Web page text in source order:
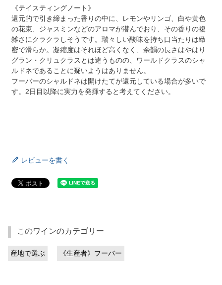
《テイスティングノート》
還元的で引き締まった香りの中に、レモンやリンゴ、白や黄色
の花束、ジャスミンなどのアロマが潜んでおり、その香りの複
雑さにクラクラしそうです。瑞々しい酸味を持ち口当たりは緻
密で滑らか。凝縮度はそれほど高くなく、余韻の長さはやはり
グラン・クリュクラスとは違うものの、ワールドクラスのシャ
ルドネであることに疑いようはありません。
フーバーのシャルドネは開けたてが還元している場合が多いで
す。2日目以降に実力を発揮すると考えてください。
レビューを書く
このワインのカテゴリー
産地で選ぶ 《生産者》フーバー